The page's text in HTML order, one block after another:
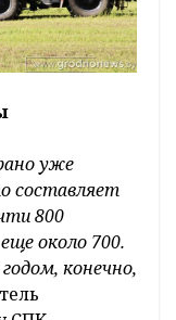
уже
составляет
800
около 700.
конечно,